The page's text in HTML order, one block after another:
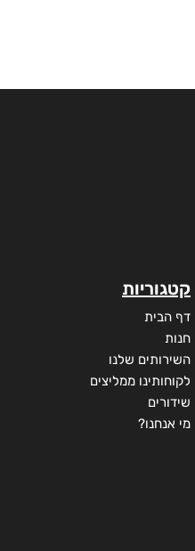
קטגוריות
דף הבית
חנות
השירותים שלנו
לקוחותינו ממליצים
שידורים
מי אנחנו?